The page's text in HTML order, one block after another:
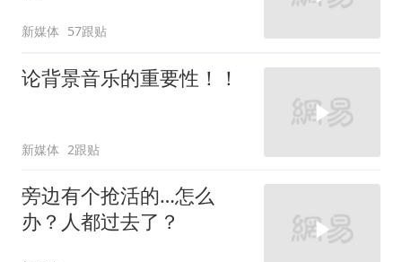
新媒体 57跟贴
论背景音乐的重要性！！
新媒体 2跟贴
旁边有个抢活的…怎么
办？人都过去了？